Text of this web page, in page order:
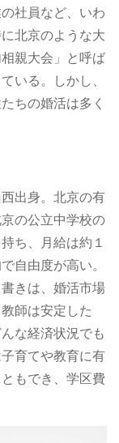
社員など、いわ
北京のような大
親大会」と呼ば
いる。しかし、
ちの婚活は多く
出身。北京の有
の公立中学校の
ち、月給は約１
自由度が高い。
きは、婚活市場
師は安定した
な経済状況でも
育てや教育に有
もでき、学区費